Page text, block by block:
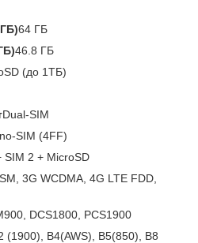
64 ГБ
46.8 ГБ
(до 1ТБ)
Dual-SIM
SIM (4FF)
SIM 2 + MicroSD
3G WCDMA, 4G LTE FDD,
DCS1800, PCS1900
(1900), B4(AWS), B5(850), B8